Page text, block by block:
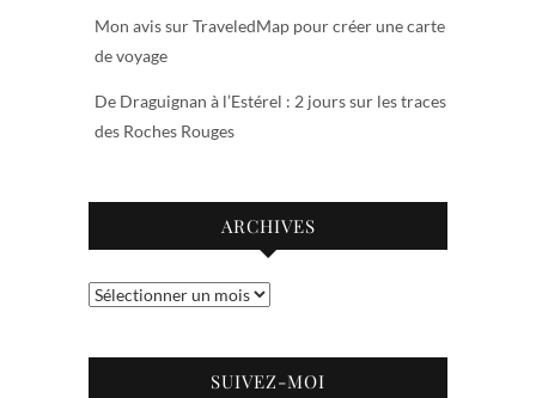
Mon avis sur TraveledMap pour créer une carte
de voyage
De Draguignan à l’Estérel : 2 jours sur les traces
des Roches Rouges
ARCHIVES
Archives
SUIVEZ-MOI